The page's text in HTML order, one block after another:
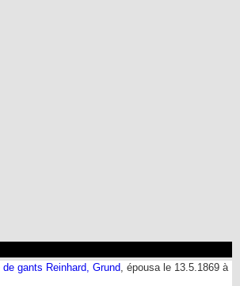
de gants Reinhard, Grund, épousa le 13.5.1869 à